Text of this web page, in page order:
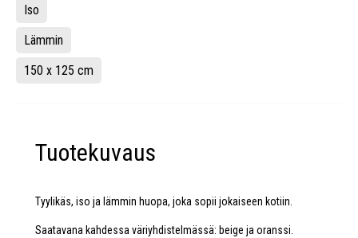
Iso
Lämmin
150 x 125 cm
Tuotekuvaus
Tyylikäs, iso ja lämmin huopa, joka sopii jokaiseen kotiin.
Saatavana kahdessa väriyhdistelmässä: beige ja oranssi.